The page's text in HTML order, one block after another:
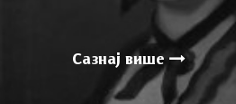
Сазнај више